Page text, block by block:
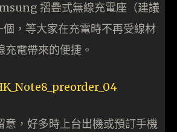
摺疊式無線充電座（建議
，等大家在充電時不再受線材
電帶來的便捷。
意，好多時上台出機或預訂手機